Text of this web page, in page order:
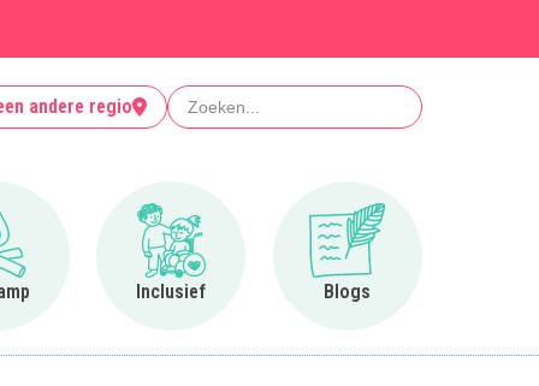
andere regio Zoeken
naar Op kamp
Inclusief
Ga naar Inclusief
Blogs
Ga naar Blogs